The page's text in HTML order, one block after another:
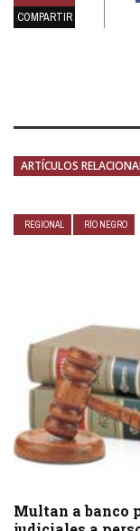
COMPARTIR
ARTÍCULOS
REGIONAL RÍO NEGRO
Multan a banco